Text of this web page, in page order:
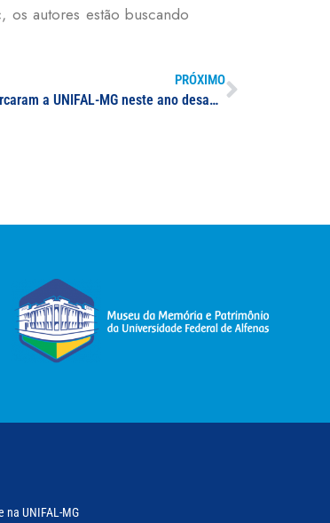
os autores estão buscando
PRÓXIMO
Retrospectiva 2020: relembre os fatos que marcaram a UNIFAL-MG neste ano desafiador
na UNIFAL-MG